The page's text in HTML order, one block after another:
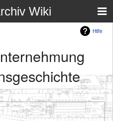
Wiki
Hilfe